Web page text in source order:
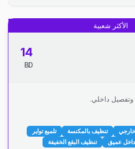
الأكثر شعبية
14
BD
داخلي.
تنظيف بالمكنسة
تلميع تواير
عميق تنظيف البقع الخفيفة